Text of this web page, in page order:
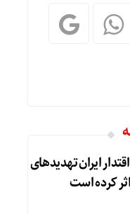
ایران تهدیدهای
کرده است